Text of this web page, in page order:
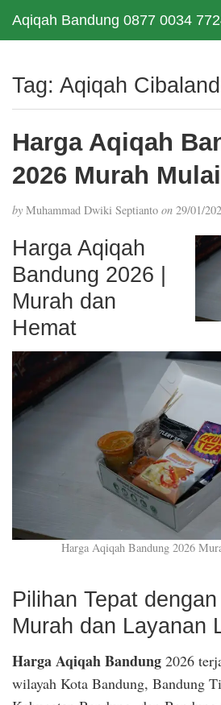
Aqiqah Bandung 0877 0034
Tag: Aqiqah
Harga Aqiqah
2026 Murah
by Muhammad Dwiki Septianto on 29/01/
Harga Aqiqah
Bandung 2026 |
Murah dan
Hemat
Harga Aqiqah Bandung 2026
Pilihan Tepat
Murah dan Layanan
Harga Aqiqah Bandung 2026
wilayah Kota Bandung, Bandung